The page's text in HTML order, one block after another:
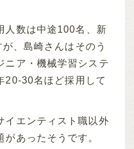
人数は中途100名、新
、島崎さんはそのう
ニア・機械学習システ
20-30名ほど採用して
イエンティスト職以外
あったそうです。